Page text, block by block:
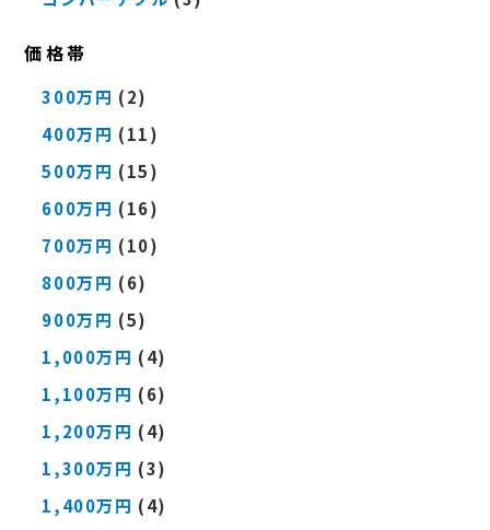
価格帯
300万円 (2)
400万円 (11)
500万円 (15)
600万円 (16)
700万円 (10)
800万円 (6)
900万円 (5)
1,000万円 (4)
1,100万円 (6)
1,200万円 (4)
1,300万円 (3)
1,400万円 (4)